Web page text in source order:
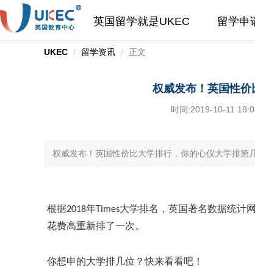
英国留学就是UKEC 留学申
UKEC 留学资讯 正文
权威发布！英国性价
时间:2019-10-11
权威发布！英国性价比大学排行，你的心仪大学排第
根据2018年Times大学排名，英国著名数据统计
花费高重新排了一次。
你想申的大学排几位？快来看看吧！